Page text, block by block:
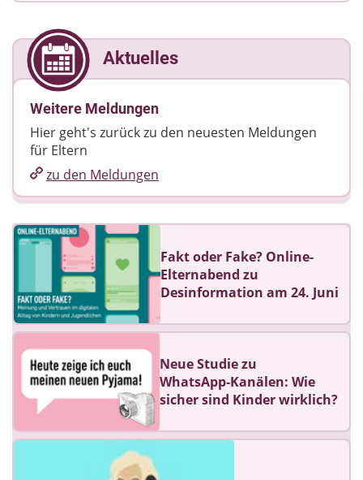
Aktuelles
Weitere Meldungen
Hier geht's zurück zu den neuesten Meldungen
für Eltern
zu den Meldungen
Fakt oder Fake? Online-
Elternabend zu
Desinformation am 24. Juni
Neue Studie zu
WhatsApp‑Kanälen: Wie
sicher sind Kinder wirklich?